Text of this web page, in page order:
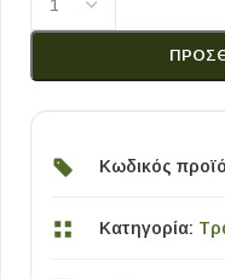
Κωδικός
Κατηγορία: